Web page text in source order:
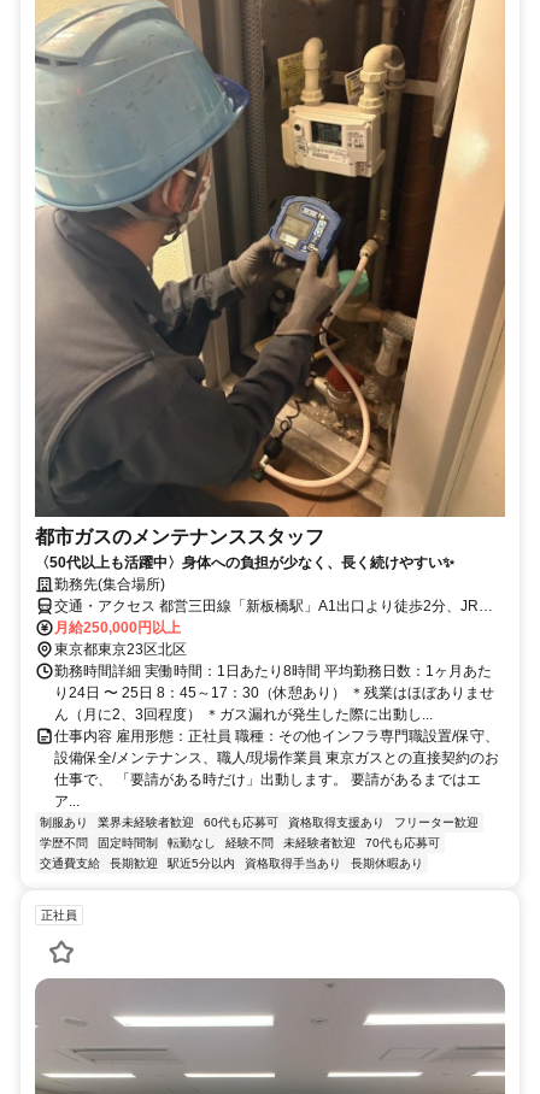
都市ガスのメンテナンススタッフ
〈50代以上も活躍中〉身体への負担が少なく、長く続けやすい✨
勤務先(集合場所)
交通・アクセス 都営三田線「新板橋駅」A1出口より徒歩2分、JR埼
京線「板橋駅」東口より徒歩8分、東武東上線「下板橋駅」より徒歩
10分
月給250,000円以上
東京都東京23区北区
勤務時間詳細 実働時間：1日あたり8時間 平均勤務日数：1ヶ月あた
り24日 〜 25日 8：45～17：30（休憩あり） ＊残業はほぼありませ
ん（月に2、3回程度） ＊ガス漏れが発生した際に出動し...
仕事内容 雇用形態：正社員 職種：その他インフラ専門職設置/保守、
設備保全/メンテナンス、職人/現場作業員 東京ガスとの直接契約のお
仕事で、 「要請がある時だけ」出動します。 要請があるまではエ
ア...
制服あり 業界未経験者歓迎 60代も応募可 資格取得支援あり
フリーター歓迎
学歴不問
固定時間制 転勤なし 経験不問 未経験者歓迎
70代も応募可
交通費支給
長期歓迎 駅近5分以内 資格取得手当あり 長期休暇あり
正社員